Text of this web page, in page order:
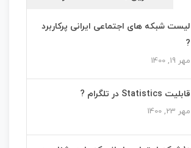
لیست شبکه های اجتماعی ایرانی پرکاربرد
?
مهر 19, 1400
قابلیت Statistics در تلگرام ?
مهر 23, 1400